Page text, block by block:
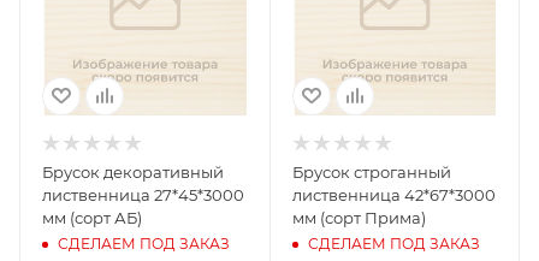
Брусок декоративный
лиственница 27*45*3000
мм (сорт АБ)
СДЕЛАЕМ ПОД ЗАКАЗ
Брусок строганный
лиственница 42*67*3000
мм (сорт Прима)
СДЕЛАЕМ ПОД ЗАКАЗ